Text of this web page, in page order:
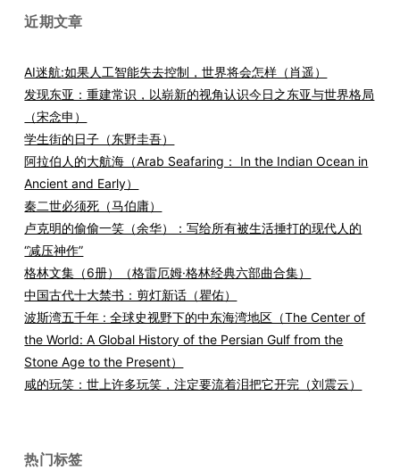
近期文章
AI迷航:如果人工智能失去控制，世界将会怎样（肖遥）
发现东亚：重建常识，以崭新的视角认识今日之东亚与世界格局
（宋念申）
学生街的日子（东野圭吾）
阿拉伯人的大航海（Arab Seafaring： In the Indian Ocean in
Ancient and Early）
秦二世必须死（马伯庸）
卢克明的偷偷一笑（余华）：写给所有被生活捶打的现代人的
“减压神作”
格林文集（6册）（格雷厄姆·格林经典六部曲合集）
中国古代十大禁书：剪灯新话（瞿佑）
波斯湾五千年 : 全球史视野下的中东海湾地区（The Center of
the World: A Global History of the Persian Gulf from the
Stone Age to the Present）
咸的玩笑：世上许多玩笑，注定要流着泪把它开完（刘震云）
热门标签